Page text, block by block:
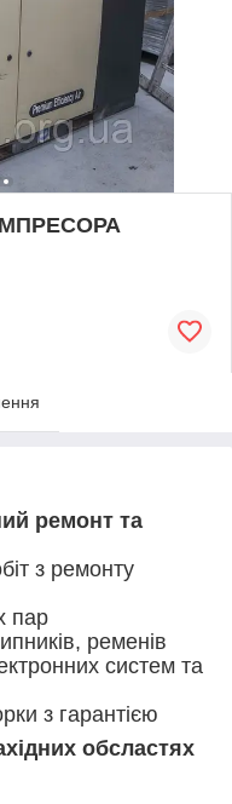
ремонт та
з ремонту
пар
ременів
систем та
з гарантією
обсластях